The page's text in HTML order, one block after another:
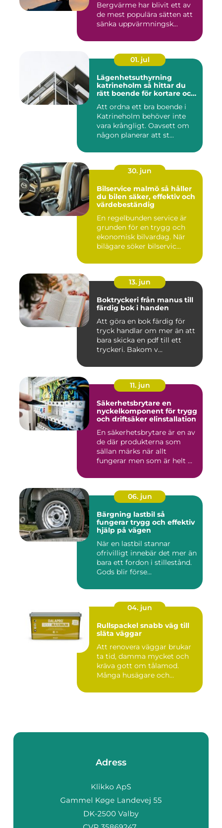
Bergvärme har blivit ett av
de mest populära sätten att
sänka uppvärmningsk...
01. jul
Lägenhetsuthyrning
katrineholm så hittar du
rätt boende för kortare och
Att ordna ett bra boende i
Katrineholm behöver inte
vara krångligt. Oavsett om
någon planerar att st...
30. jun
Bilservice malmö så håller
du bilen säker, effektiv och
värdebeständig
En regelbunden service är
grunden för en trygg och
ekonomisk bilvardag. När
bilägare söker bilservic...
13. jun
Boktryckeri från manus till
färdig bok i handen
Att göra en bok färdig för
tryck handlar om mer än att
bara skicka en pdf till ett
tryckeri. Bakom v...
11. jun
Säkerhetsbrytare en
nyckelkomponent för trygg
och driftsäker elinstallation
En säkerhetsbrytare är en av
de där produkterna som
sällan märks när allt
fungerar men som är helt ...
06. jun
Bärgning lastbil så
fungerar trygg och effektiv
hjälp på vägen
När en lastbil stannar
ofrivilligt innebär det mer än
bara ett fordon i stillestånd.
Gods blir förse...
04. jun
Rullspackel snabb väg till
släta väggar
Att renovera väggar brukar
ta tid, damma mycket och
kräva gott om tålamod.
Många husägare och
Adress